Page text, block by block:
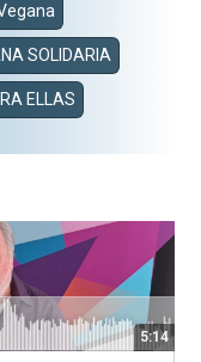
SOLIDARIA
ELLAS
5:14